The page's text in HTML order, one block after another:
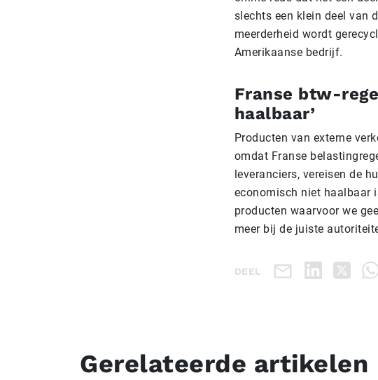
slechts een klein deel van
meerderheid wordt
Amerikaanse bedrijf.
Franse btw-
haalbaar’
Producten van externe
omdat Franse
leveranciers, vereisen de
economisch niet haalbaar
producten waarvoor we
meer bij de juiste
DEEL
Gerelateerde artikelen